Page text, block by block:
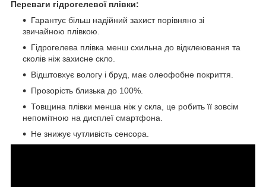
Переваги гідрогелевої плівки:
Гарантує більш надійний захист порівняно зі
звичайною плівкою.
Гідрогелева плівка менш схильна до відклеювання та
сколів ніж захисне скло.
Відштовхує вологу і бруд, має олеофобне покриття.
Прозорість близька до 100%.
Товщина плівки менша ніж у скла, це робить її зовсім
непомітною на дисплеї смартфона.
Не знижує чутливість сенсора.